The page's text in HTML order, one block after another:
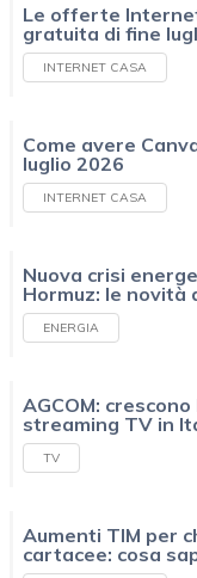
Le offerte
gratuita di fine
INTERNET CASA
Come avere
luglio 2026
INTERNET CASA
Nuova crisi
Hormuz: le novità
ENERGIA
AGCOM:
streaming TV in
TV
Aumenti TIM per
cartacee: cosa